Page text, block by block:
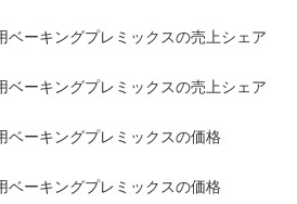
ベーキングプレミックスの売上シェア
ベーキングプレミックスの売上シェア
ベーキングプレミックスの価格
ベーキングプレミックスの価格